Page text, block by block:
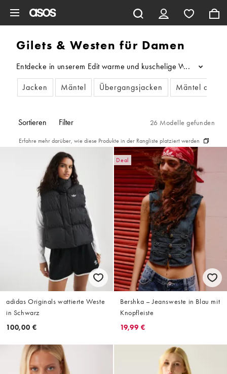
Gilets & Westen für Damen
Entdecke in unserem Edit warme und kuschelige Westen für
...
Jacken
Mäntel Übergangsjacken Mäntel aus
Sortieren Filter 26 Modelle gefunden
Erfahre mehr darüber, wie diese Produkte in der Rangliste platziert werden
adidas Originals wattierte Weste
in Schwarz
100,00 €
Deal
Bershka – Jeansweste in Blau mit
Knopfleiste
19,99 €